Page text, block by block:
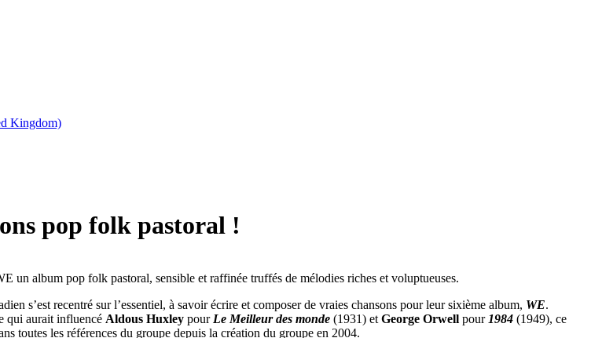
pop folk pastoral !
album pop folk pastoral, sensible et raffinée truffés de mélodies riches et voluptueuses.
s’est recentré sur l’essentiel, à savoir écrire et composer de vraies chansons pour leur sixième album, WE.
qui aurait influencé Aldous Huxley pour Le Meilleur des monde (1931) et George Orwell pour 1984 (1949), ce
toutes les références du groupe depuis la création du groupe en 2004.